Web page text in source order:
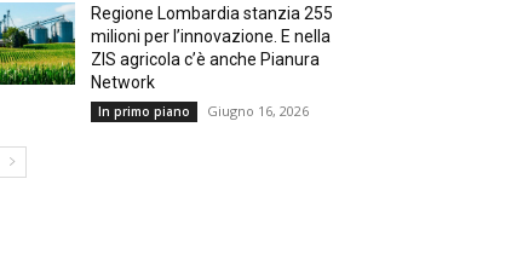
Regione Lombardia stanzia 255
milioni per l’innovazione. E nella
ZIS agricola c’è anche Pianura
Network
In primo piano Giugno 16, 2026